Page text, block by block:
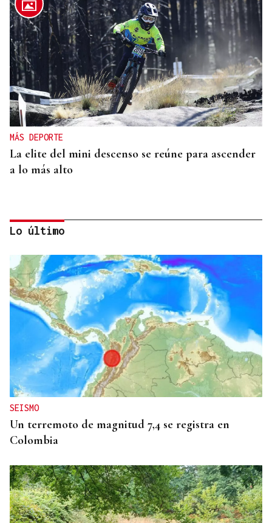
MÁS DEPORTE
La elite del mini descenso se reúne para ascender
a lo más alto
MÁS DEPORTE
La ourensana Anna Soares roza el podio del
Campeonato de España de Ajedrez
Lo último
SEISMO
Un terremoto de magnitud 7,4 se registra en
Colombia